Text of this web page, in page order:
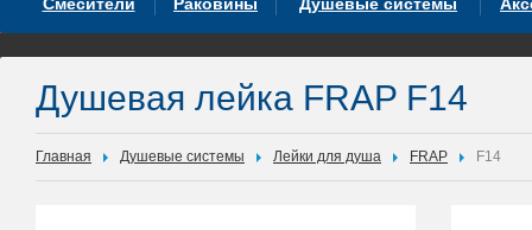
Душевая лейка FRAP F14
Главная Душевые системы Лейки для душа FRAP F14